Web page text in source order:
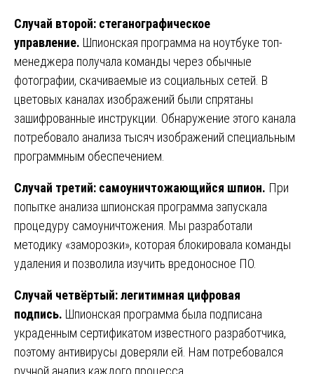
Случай второй: стеганографическое
управление. Шпионская программа на ноутбуке топ-
менеджера получала команды через обычные
фотографии, скачиваемые из социальных сетей. В
цветовых каналах изображений были спрятаны
зашифрованные инструкции. Обнаружение этого канала
потребовало анализа тысяч изображений специальным
программным обеспечением.
Случай третий: самоуничтожающийся шпион. При
попытке анализа шпионская программа запускала
процедуру самоуничтожения. Мы разработали
методику «заморозки», которая блокировала команды
удаления и позволила изучить вредоносное ПО.
Случай четвёртый: легитимная цифровая
подпись. Шпионская программа была подписана
украденным сертификатом известного разработчика,
поэтому антивирусы доверяли ей. Нам потребовался
ручной анализ каждого процесса.